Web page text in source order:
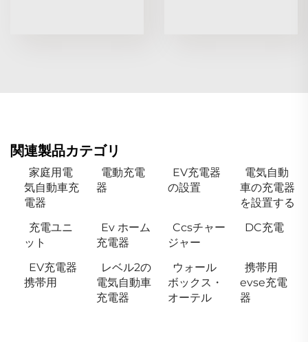
関連製品カテゴリ
家庭用電
気自動車充
電器
電動充電
器
EV充電器
の設置
電気自動
車の充電器
を設置する
充電ユニ
ット
Ev ホーム
充電器
Ccsチャー
ジャー
DC充電
EV充電器
携帯用
レベル2の
電気自動車
充電器
ウォール
ボックス・
オーテル
携帯用
evse充電
器